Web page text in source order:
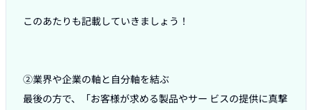
このあたりも記載していきましょう！
②業界や企業の軸と自分軸を結ぶ
最後の方で、「お客様が求める製品やサー ビスの提供に真撃